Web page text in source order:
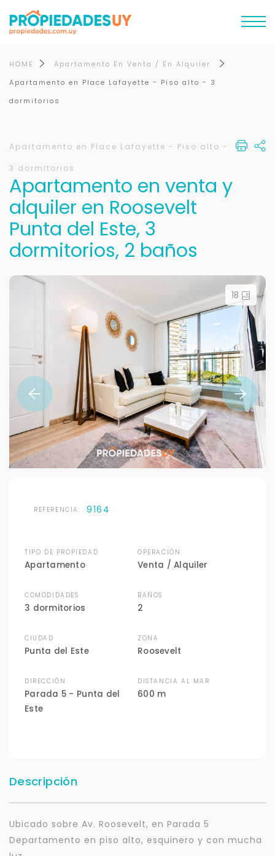
HOME
Apartamento En Venta / En Alquiler
Apartamento en Place Lafayette - Piso alto - 3
dormitorios
Apartamento en Place Lafayette - Piso alto -
3 dormitorios
Apartamento en venta y
alquiler en Roosevelt
Punta del Este, 3
dormitorios, 2 baños
18
REFERENCIA: 9164
TIPO DE PROPIEDAD
Apartamento
OPERACIÓN
Venta / Alquiler
COMODIDADES
3 dormitorios
BAÑOS
2
CIUDAD
Punta del Este
ZONA
Roosevelt
DIRECCIÓN
Parada 5 - Punta del
Este
DISTANCIA AL MAR
600 m
Descripción
Ubicado sobre Av. Roosevelt, en Parada 5
Departamento en piso alto, esquinero y con mucha